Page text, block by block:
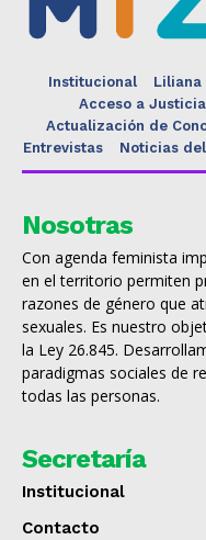
Institucional Liliana
Acceso a Justicia
Actualización de
Entrevistas
Noticias
Nosotras
Con agenda feminista
en el territorio permiten
razones de género que
sexuales. Es nuestro
la Ley 26.845.
paradigmas sociales de
todas las personas.
Secretaría
Institucional
Contacto